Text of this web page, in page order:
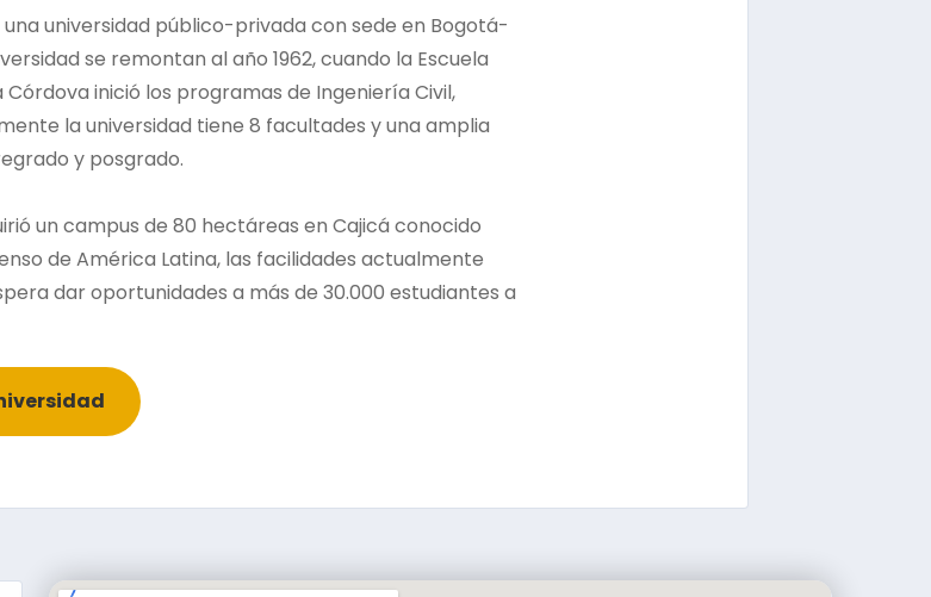
una universidad público-privada con sede en Bogotá-
se remontan al año 1962, cuando la Escuela
inició los programas de Ingeniería Civil,
la universidad tiene 8 facultades y una amplia
y posgrado.
un campus de 80 hectáreas en Cajicá conocido
de América Latina, las facilidades actualmente
dar oportunidades a más de 30.000 estudiantes a